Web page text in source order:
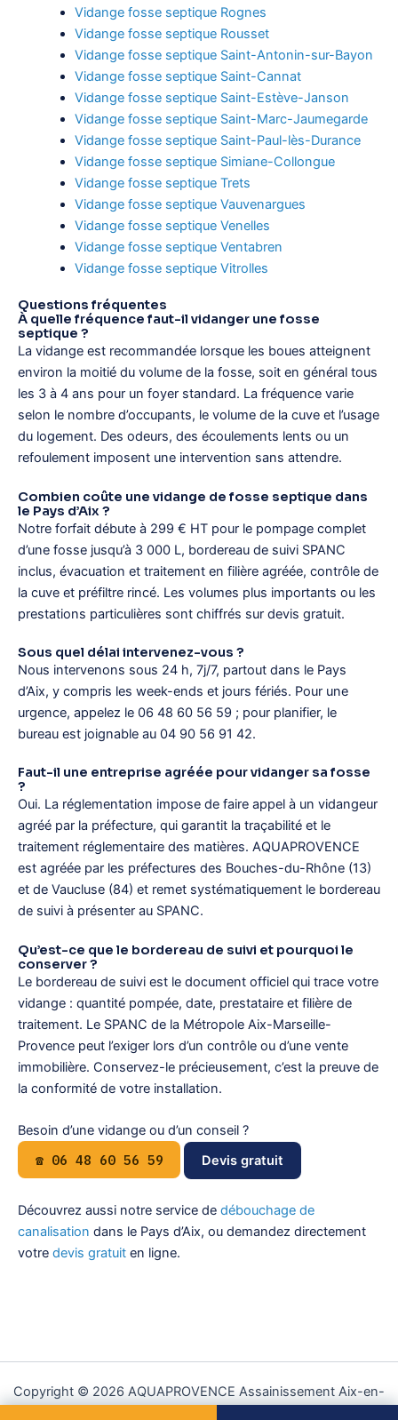
Vidange fosse septique Rognes
Vidange fosse septique Rousset
Vidange fosse septique Saint-Antonin-sur-Bayon
Vidange fosse septique Saint-Cannat
Vidange fosse septique Saint-Estève-Janson
Vidange fosse septique Saint-Marc-Jaumegarde
Vidange fosse septique Saint-Paul-lès-Durance
Vidange fosse septique Simiane-Collongue
Vidange fosse septique Trets
Vidange fosse septique Vauvenargues
Vidange fosse septique Venelles
Vidange fosse septique Ventabren
Vidange fosse septique Vitrolles
Questions fréquentes
À quelle fréquence faut-il vidanger une fosse
septique ?
La vidange est recommandée lorsque les boues atteignent
environ la moitié du volume de la fosse, soit en général tous
les 3 à 4 ans pour un foyer standard. La fréquence varie
selon le nombre d’occupants, le volume de la cuve et l’usage
du logement. Des odeurs, des écoulements lents ou un
refoulement imposent une intervention sans attendre.
Combien coûte une vidange de fosse septique dans
le Pays d’Aix ?
Notre forfait débute à 299 € HT pour le pompage complet
d’une fosse jusqu’à 3 000 L, bordereau de suivi SPANC
inclus, évacuation et traitement en filière agréée, contrôle de
la cuve et préfiltre rincé. Les volumes plus importants ou les
prestations particulières sont chiffrés sur devis gratuit.
Sous quel délai intervenez-vous ?
Nous intervenons sous 24 h, 7j/7, partout dans le Pays
d’Aix, y compris les week-ends et jours fériés. Pour une
urgence, appelez le 06 48 60 56 59 ; pour planifier, le
bureau est joignable au 04 90 56 91 42.
Faut-il une entreprise agréée pour vidanger sa fosse
?
Oui. La réglementation impose de faire appel à un vidangeur
agréé par la préfecture, qui garantit la traçabilité et le
traitement réglementaire des matières. AQUAPROVENCE
est agréée par les préfectures des Bouches-du-Rhône (13)
et de Vaucluse (84) et remet systématiquement le bordereau
de suivi à présenter au SPANC.
Qu’est-ce que le bordereau de suivi et pourquoi le
conserver ?
Le bordereau de suivi est le document officiel qui trace votre
vidange : quantité pompée, date, prestataire et filière de
traitement. Le SPANC de la Métropole Aix-Marseille-
Provence peut l’exiger lors d’un contrôle ou d’une vente
immobilière. Conservez-le précieusement, c’est la preuve de
la conformité de votre installation.
Besoin d’une vidange ou d’un conseil ?
☎ 06 48 60 56 59 Devis gratuit
Découvrez aussi notre service de débouchage de
canalisation dans le Pays d’Aix, ou demandez directement
votre devis gratuit en ligne.
Copyright © 2026 AQUAPROVENCE Assainissement Aix-en-